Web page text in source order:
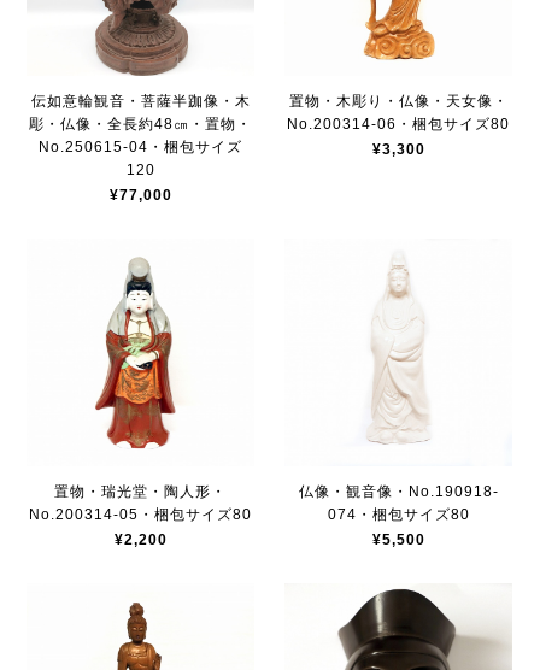
伝如意輪観音・菩薩半跏像・木
彫・仏像・全長約48㎝・置物・
No.250615-04・梱包サイズ
120
¥77,000
置物・木彫り・仏像・天女像・
No.200314-06・梱包サイズ80
¥3,300
置物・瑞光堂・陶人形・
No.200314-05・梱包サイズ80
¥2,200
仏像・観音像・No.190918-
074・梱包サイズ80
¥5,500